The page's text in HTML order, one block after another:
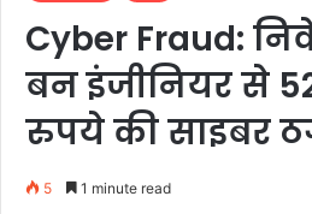
Cyber Fraud:
बन इंजीनियर से
रुपये की साइबर
5 1 minute read